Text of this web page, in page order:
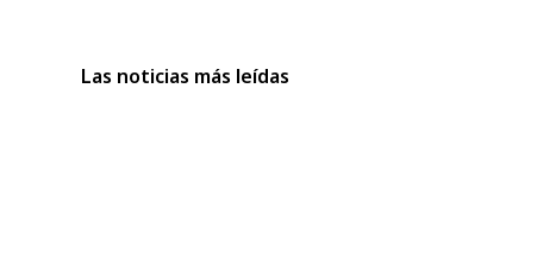
Las noticias más leídas